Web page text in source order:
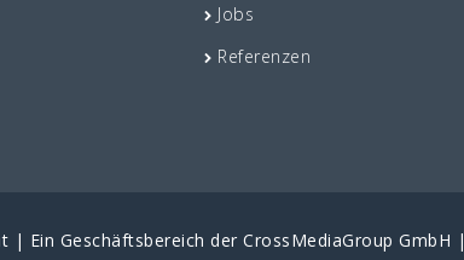
Jobs
Referenzen
| Ein Geschäftsbereich der CrossMediaGroup GmbH |